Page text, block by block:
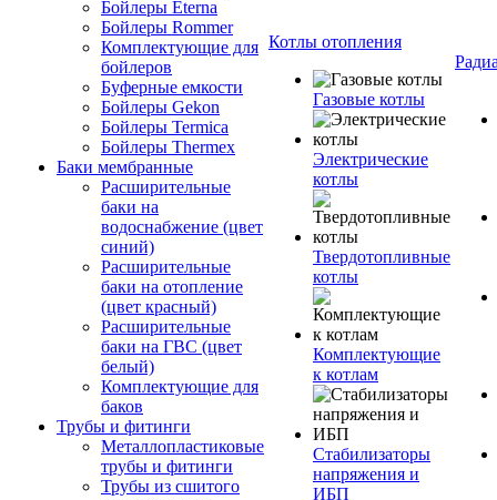
Бойлеры Eterna
Бойлеры Rommer
Комплектующие для
бойлеров
Буферные емкости
Бойлеры Gekon
Бойлеры Termica
Бойлеры Thermex
Баки мембранные
Расширительные
баки на
водоснабжение (цвет
синий)
Расширительные
баки на отопление
(цвет красный)
Расширительные
баки на ГВС (цвет
белый)
Комплектующие для
баков
Трубы и фитинги
Металлопластиковые
трубы и фитинги
Трубы из сшитого
Котлы отопления
Газовые котлы
Электрические
котлы
Твердотопливные
котлы
Комплектующие
к котлам
Стабилизаторы
напряжения и
ИБП